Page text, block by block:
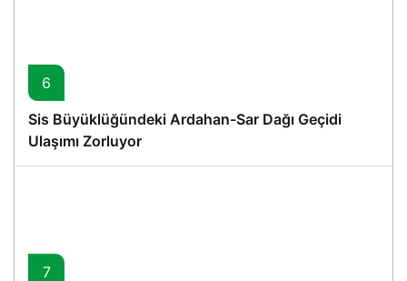
6
Sis Büyüklüğündeki Ardahan-Sar Dağı Geçidi
Ulaşımı Zorluyor
7